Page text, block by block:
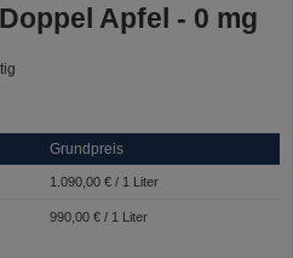
Apfel - 0 mg
Grundpreis
1.090,00 € / 1 Liter
990,00 € / 1 Liter